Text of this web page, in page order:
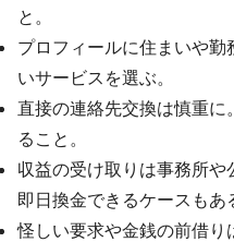
と。
プロフィールに住まいや
いサービスを選ぶ。
直接の連絡先交換は慎重
ること。
収益の受け取りは事務所
即日換金できるケースもあ
怪しい要求や金銭の前借